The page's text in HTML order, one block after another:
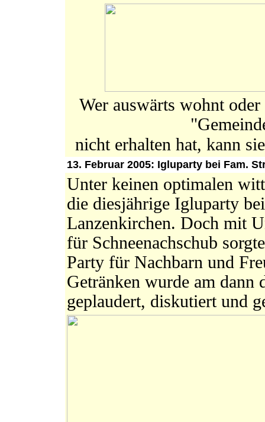
Wer auswärts wohnt
nicht erhalten hat, kann
13. Februar 2005: Igluparty bei Fam.
Unter keinen optimalen
die diesjährige Igluparty
Lanzenkirchen. Doch mit
für Schneenachschub
Party für Nachbarn und
Getränken wurde am dann
geplaudert, diskutiert und